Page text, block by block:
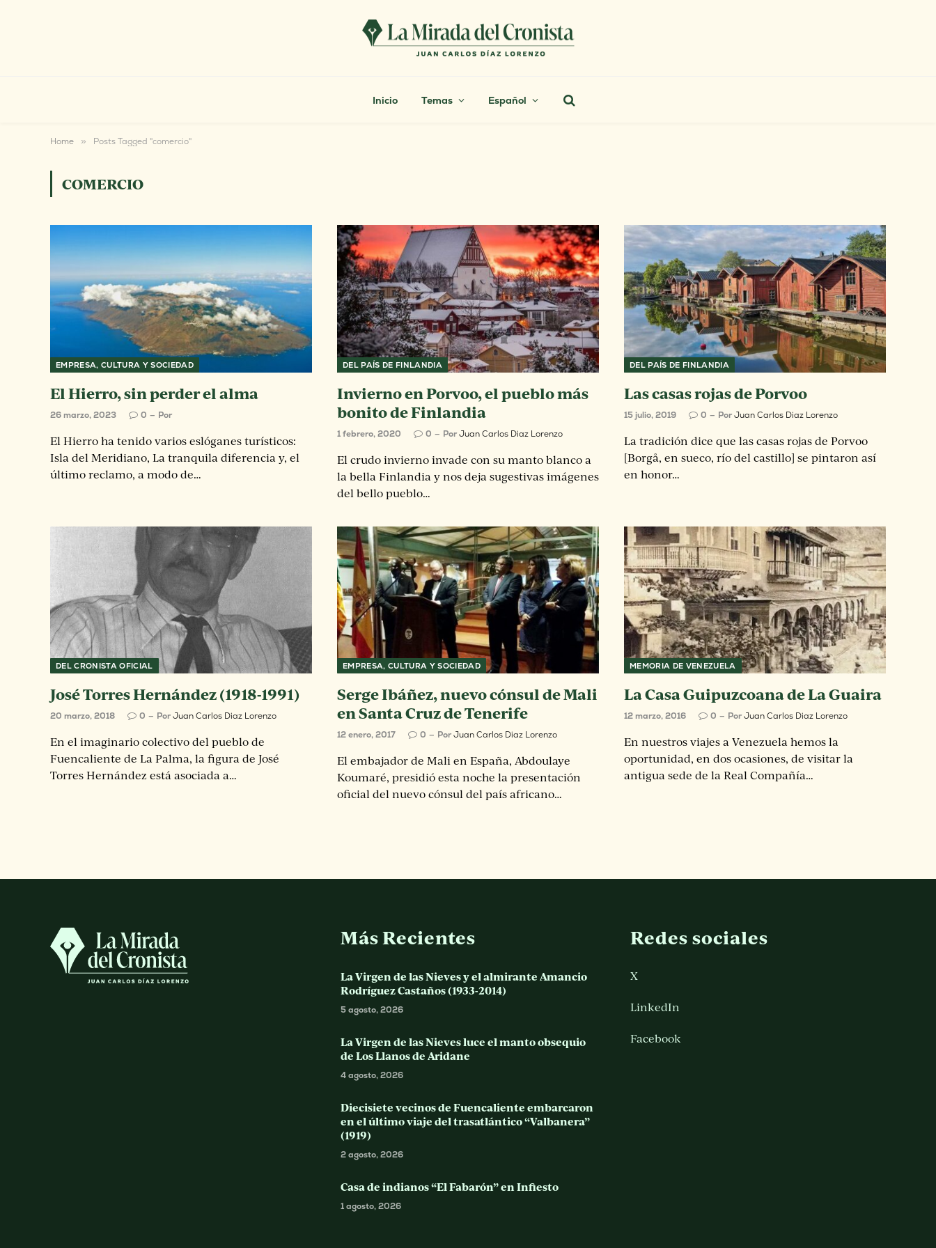
Inicio Temas Español
Home » Posts Tagged "comercio"
COMERCIO
EMPRESA, CULTURA Y SOCIEDAD
El Hierro, sin perder el alma
26 marzo, 2023 0 Por
El Hierro ha tenido varios eslóganes turísticos:
Isla del Meridiano, La tranquila diferencia y, el
último reclamo, a modo de…
DEL PAÍS DE FINLANDIA
Invierno en Porvoo, el pueblo más
bonito de Finlandia
1 febrero, 2020 0 PorJuan Carlos Diaz Lorenzo
El crudo invierno invade con su manto blanco a
la bella Finlandia y nos deja sugestivas imágenes
del bello pueblo…
DEL PAÍS DE FINLANDIA
Las casas rojas de Porvoo
15 julio, 2019 0 PorJuan Carlos Diaz Lorenzo
La tradición dice que las casas rojas de Porvoo
[Borgå, en sueco, río del castillo] se pintaron así
en honor…
DEL CRONISTA OFICIAL
José Torres Hernández (1918-1991)
20 marzo, 2018 0 PorJuan Carlos Diaz Lorenzo
En el imaginario colectivo del pueblo de
Fuencaliente de La Palma, la figura de José
Torres Hernández está asociada a…
EMPRESA, CULTURA Y SOCIEDAD
Serge Ibáñez, nuevo cónsul de Mali
en Santa Cruz de Tenerife
12 enero, 2017 0 PorJuan Carlos Diaz Lorenzo
El embajador de Mali en España, Abdoulaye
Koumaré, presidió esta noche la presentación
oficial del nuevo cónsul del país africano…
MEMORIA DE VENEZUELA
La Casa Guipuzcoana de La Guaira
12 marzo, 2016 0 PorJuan Carlos Diaz Lorenzo
En nuestros viajes a Venezuela hemos la
oportunidad, en dos ocasiones, de visitar la
antigua sede de la Real Compañía…
Más Recientes
La Virgen de las Nieves y el almirante Amancio
Rodríguez Castaños (1933-2014)
5 agosto, 2026
La Virgen de las Nieves luce el manto obsequio
de Los Llanos de Aridane
4 agosto, 2026
Diecisiete vecinos de Fuencaliente embarcaron
en el último viaje del trasatlántico “Valbanera”
(1919)
2 agosto, 2026
Casa de indianos “El Fabarón” en Infiesto
1 agosto, 2026
Redes sociales
X
LinkedIn
Facebook